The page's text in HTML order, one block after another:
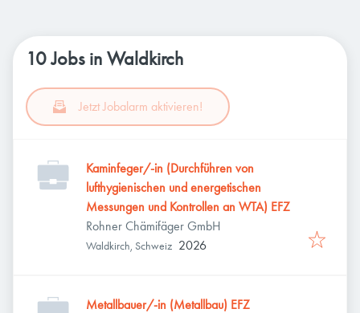
10 Jobs in Waldkirch
Jetzt Jobalarm aktivieren!
Kaminfeger/-in (Durchführen von
lufthygienischen und energetischen
Messungen und Kontrollen an WTA) EFZ
Rohner Chämifäger GmbH
Waldkirch, Schweiz 2026
Metallbauer/-in (Metallbau) EFZ